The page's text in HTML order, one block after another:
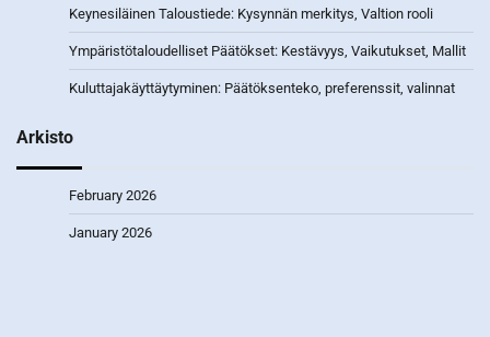
Keynesiläinen Taloustiede: Kysynnän merkitys, Valtion rooli
Ympäristötaloudelliset Päätökset: Kestävyys, Vaikutukset, Mallit
Kuluttajakäyttäytyminen: Päätöksenteko, preferenssit, valinnat
Arkisto
February 2026
January 2026